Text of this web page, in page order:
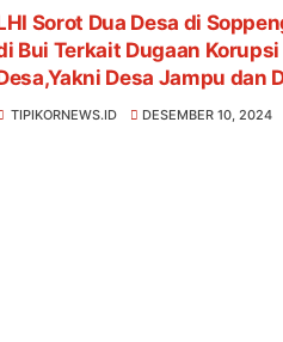
Sorot Dua Desa di
Bui Terkait Dugaan
Desa Jampu dan
TIPIKORNEWS.ID DESEMBER 10, 2024